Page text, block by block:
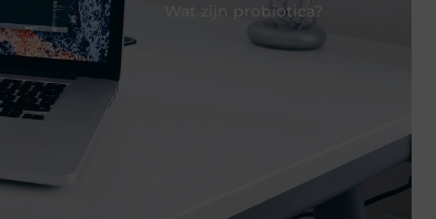
Wat zijn probiotica?